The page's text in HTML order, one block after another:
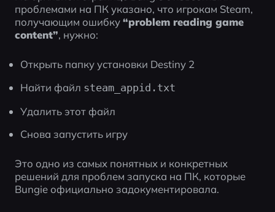
проблемами на ПК указано, что игрокам Steam,
получающим ошибку “problem reading game
content”, нужно:
Открыть папку установки Destiny 2
Найти файл steam_appid.txt
Удалить этот файл
Снова запустить игру
Это одно из самых понятных и конкретных
решений для проблем запуска на ПК, которые
Bungie официально задокументировала.